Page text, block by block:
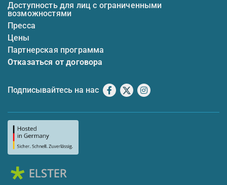
Доступность для лиц с ограниченными
возможностями
Пресса
Цены
Партнерская программа
Отказаться от договора
Подписывайтесь на нас Facebook
X Instagram